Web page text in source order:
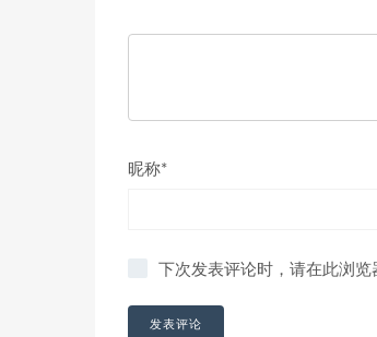
昵称*
下次发表评论时，请在此浏